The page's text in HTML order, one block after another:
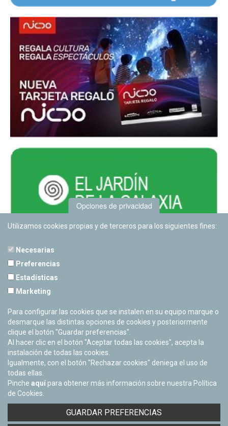
Cerrado Temporalmente
Facebook
Twitter
Youtube
Flickr
Opciones de privacidad
Utilizamos cookies propias y de terceros para los siguientes fines:
Necesarias
Preferencias
Estadísticas
Marketing
Para configurar las cookies que se instalen en su equipo marque o
desmarque las distintas opciones de cookies y posteriormente
clique el botón "Guardar preferencias".
Al hacer clic en el botón "Aceptar todas las cookies", acepta la
instalación de todas las cookies.
Igualmente, con el botón "Rechazar cookies" deniega el uso de
todas ellas.
Pinche aquí para obtener más información sobre nuestra Política
de Cookies.
GUARDAR PREFERENCIAS